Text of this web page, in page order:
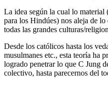
La idea según la cual lo
para los Hindúes) nos aleja de
todas las grandes culturas/
Desde los católicos hasta los
musulmanes etc., esta teoría ha
logrado penetrar lo que C Jung
colectivo, hasta parecernos del